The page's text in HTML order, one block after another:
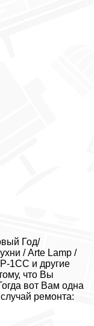
Год/
/ Arte Lamp /
1CC и другие
что Вы
вот Вам одна
ремонта: